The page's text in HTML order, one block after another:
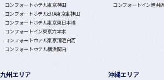
コンフォートホテル東京神田
コンフォートホテルERA東京東神田
コンフォートホテル東京東日本橋
コンフォートイン東京六本木
コンフォートホテル東京清澄白河
コンフォートホテル横浜関内
コンフォートイン軽井沢
九州エリア 沖縄エリア